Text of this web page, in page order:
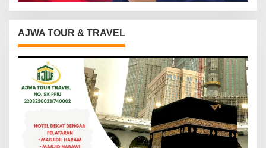
AJWA TOUR & TRAVEL